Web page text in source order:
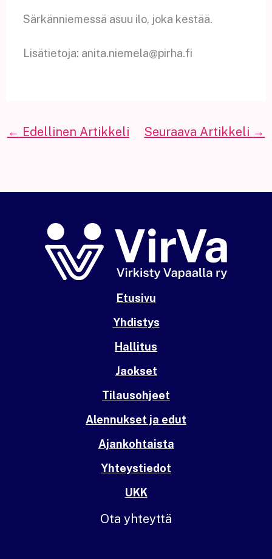
Särkänniemessä asuu ilo, joka kestää.
Lisätietoja: anita.niemela@pirha.fi
← Edellinen Artikkeli Seuraava Artikkeli →
Etusivu
Yhdistys
Hallitus
Jaokset
Tilausohjeet
Alennukset ja edut
Ajankohtaista
Yhteystiedot
UKK
Ota yhteyttä